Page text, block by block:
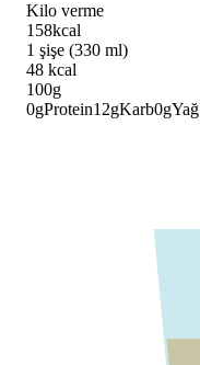
Kilo verme
158kcal
1 şişe (330 ml)
48 kcal
100g
0gProtein12gKarb0gYağ